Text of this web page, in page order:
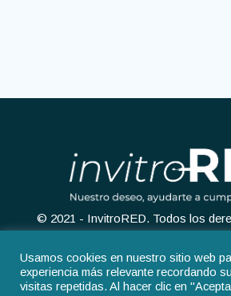
© 2021 - InvitroRED. Todos los
Usamos cookies en nuestro sitio web
experiencia más relevante recordando
visitas repetidas. Al hacer clic en